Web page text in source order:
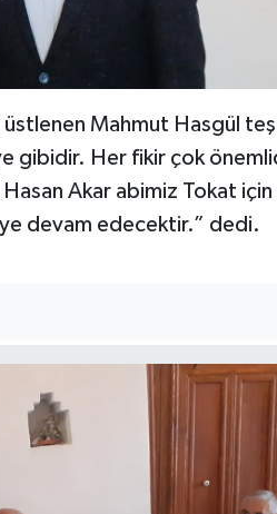
üstlenen Mahmut Hasgül
gibidir. Her fikir çok
Akar abimiz Tokat
devam edecektir.” dedi.